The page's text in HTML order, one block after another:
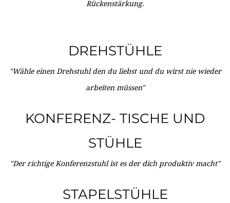
Rückenstärkung.
DREHSTÜHLE
"Wähle einen Drehstuhl den du liebst und du wirst nie wieder
arbeiten müssen"
KONFERENZ- TISCHE UND
STÜHLE
"Der richtige Konferenzstuhl ist es der dich produktiv macht"
STAPELSTÜHLE